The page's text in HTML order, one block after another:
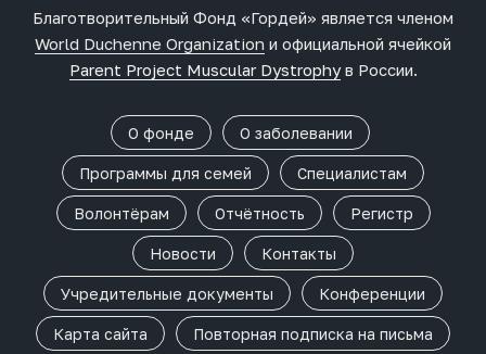
Благотворительный Фонд «Гордей» является членом
World Duchenne Organization и официальной ячейкой
Parent Project Muscular Dystrophyв России.
О фонде О заболевании
Программы для семей Специалистам
Волонтёрам Отчётность Регистр
Новости Контакты
Учредительные документы Конференции
Карта сайта Повторная подписка на письма